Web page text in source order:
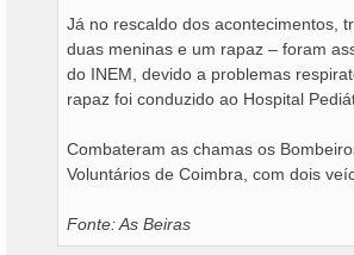
Já no rescaldo dos acontecimentos,
duas meninas e um rapaz – foram
do INEM, devido a problemas
rapaz foi conduzido ao Hospital
Combateram as chamas os
Voluntários de Coimbra, com dois
Fonte: As Beiras